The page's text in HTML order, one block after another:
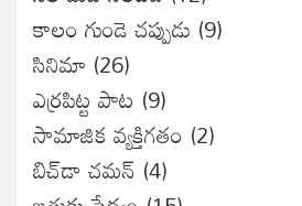
కాలం గుండె చప్పుడు (9)
సినిమా (26)
ఎర్రపిట్ట పాట (9)
సామాజిక వ్యక్తిగతం (2)
బిచ్‌డా చమన్ (4)